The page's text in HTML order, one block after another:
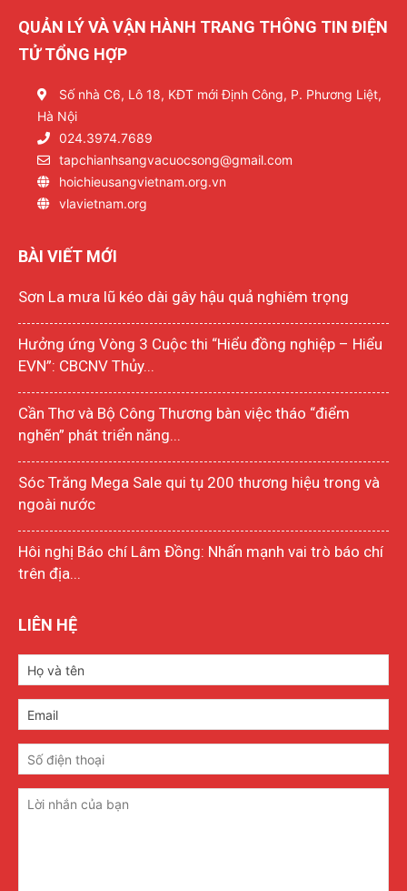
QUẢN LÝ VÀ VẬN HÀNH TRANG THÔNG TIN ĐIỆN
TỬ TỔNG HỢP
Số nhà C6, Lô 18, KĐT mới Định Công, P. Phương Liệt,
Hà Nội
024.3974.7689
tapchianhsangvacuocsong@gmail.com
hoichieusangvietnam.org.vn
vlavietnam.org
BÀI VIẾT MỚI
Sơn La mưa lũ kéo dài gây hậu quả nghiêm trọng
Hưởng ứng Vòng 3 Cuộc thi “Hiểu đồng nghiệp – Hiểu
EVN”: CBCNV Thủy...
Cần Thơ và Bộ Công Thương bàn việc tháo “điểm
nghẽn” phát triển năng...
Sóc Trăng Mega Sale qui tụ 200 thương hiệu trong và
ngoài nước
Hôi nghị Báo chí Lâm Đồng: Nhấn mạnh vai trò báo chí
trên địa...
LIÊN HỆ